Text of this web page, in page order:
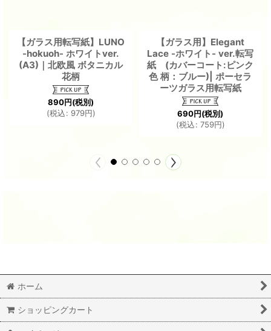
【ガラス用転写紙】LUNO
-hokuoh- ホワイトver.
(A3)｜北欧風 ボタニカル
花柄
890円(税別)
(税込: 979円)
【ガラス用】Elegant
Lace -ホワイト- ver.転写
紙 (カバーコート:ピンク
色 柄：ブルー)| ポーセラ
ーツガラス用転写紙
690円(税別)
(税込: 759円)
ホーム
ショッピングカート